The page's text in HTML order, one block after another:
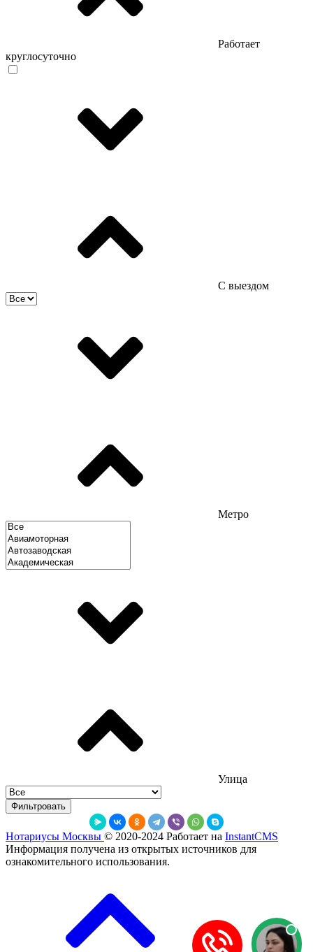
Работает
круглосуточно
С выездом
Метро
Улица
Фильтровать
Нотариусы Москвы © 2020-2024 Работает на InstantCMS
Информация получена из открытых источников для
ознакомительного использования.